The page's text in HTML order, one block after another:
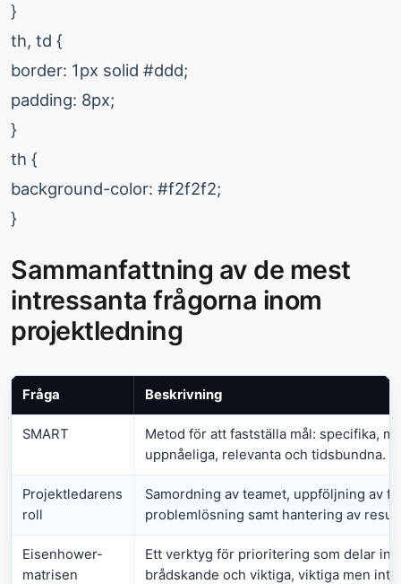
}
th, td {
border: 1px solid #ddd;
padding: 8px;
}
th {
background-color: #f2f2f2;
}
Sammanfattning av de mest
intressanta frågorna inom
projektledning
Fråga Beskrivning
SMART
Metod för att fastställa mål: specifika,
uppnåeliga, relevanta och tidsbundna.
Projektledarens
roll
Samordning av teamet, uppföljning av
problemlösning samt hantering av
Eisenhower-
matrisen
Ett verktyg för prioritering som delar in
brådskande och viktiga, viktiga men